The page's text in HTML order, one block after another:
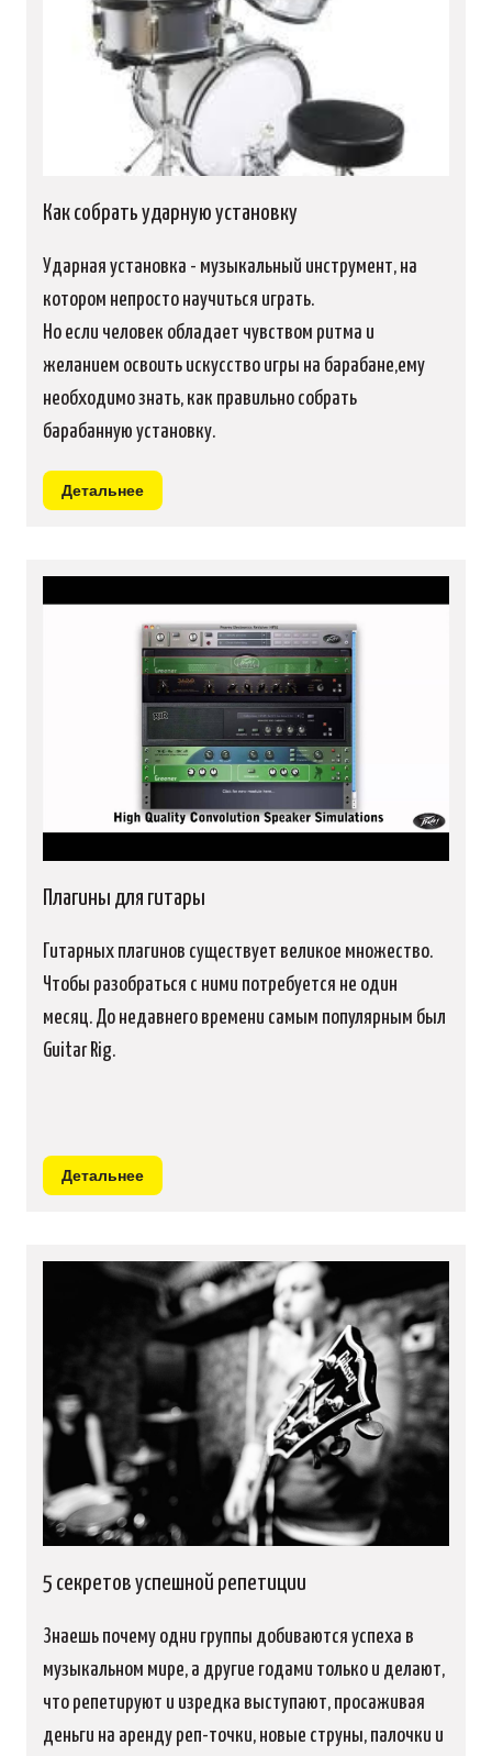
Как собрать ударную установку
Ударная установка - музыкальный инструмент, на
котором непросто научиться играть.
Но если человек обладает чувством ритма и
желанием освоить искусство игры на барабане,ему
необходимо знать, как правильно собрать
барабанную установку.
Детальнее
Плагины для гитары
Гитарных плагинов существует великое множество.
Чтобы разобраться с ними потребуется не один
месяц. До недавнего времени самым популярным был
Guitar Rig.
Детальнее
5 секретов успешной репетиции
Знаешь почему одни группы добиваются успеха в
музыкальном мире, а другие годами только и делают,
что репетируют и изредка выступают, просаживая
деньги на аренду реп-точки, новые струны, палочки и